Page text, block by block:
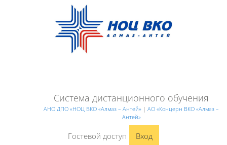
Перейти к основному содержанию
Система дистанционного обучения
АНО ДПО «НОЦ ВКО «Алмаз – Антей» | АО «Концерн ВКО «Алмаз –
Антей»
Гостевой доступ
Вход